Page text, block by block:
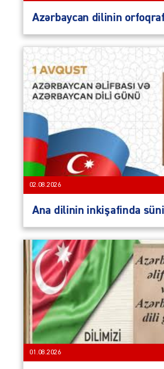
Azərbaycan dilinin
02.08.2026
Ana dilinin inkişafinda
01.08.2026